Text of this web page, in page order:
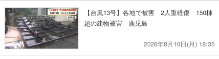
【台風13号】各地で被害 2人重軽傷 150棟
超の建物被害 鹿児島
2026年8月10日(月) 18:35